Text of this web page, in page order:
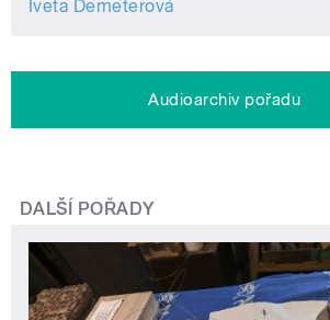
Iveta Demeterová
Audioarchiv pořadu
DALŠÍ POŘADY